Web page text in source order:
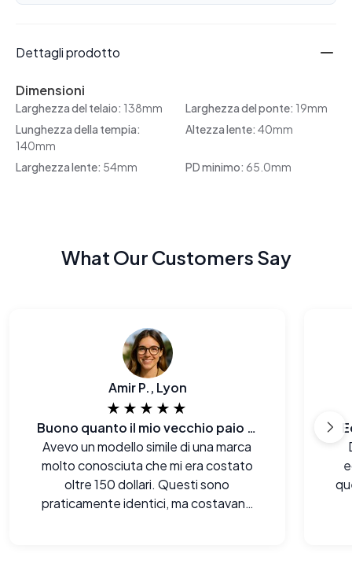
Dettagli prodotto
Dimensioni
Larghezza del telaio: 138mm Larghezza del ponte: 19mm
Lunghezza della tempia:
140mm
Altezza lente: 40mm
Larghezza lente: 54mm PD minimo: 65.0mm
What Our Customers Say
Amir P., Lyon
★★★★★
Buono quanto il mio vecchio paio di [marca famosa]
Avevo un modello simile di una marca
molto conosciuta che mi era costato
oltre 150 dollari. Questi sono
praticamente identici, ma costavano